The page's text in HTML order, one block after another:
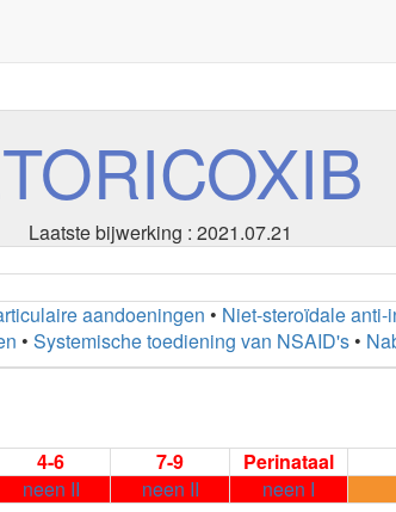
Laatste bijwerking : 2021.07.21
aandoeningen • Niet-steroïdale anti-
•Systemische toediening van NSAID's •
4-6 7-9 Perinataal
neen II neen II neen I